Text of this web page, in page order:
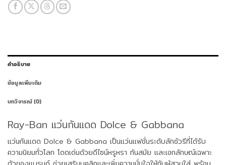
คำอธิบาย
ข้อมูลเพิ่มเติม
บทวิจารณ์ (0)
Ray-Ban แว่นกันแดด Dolce & Gabbana
แว่นกันแดด Dolce & Gabbana เป็นแว่นแฟชั่นระดับลักชัวรีที่ได้รับ
ความนิยมทั่วโลก โดดเด่นด้วยดีไซน์หรูหรา ทันสมัย และเอกลักษณ์เฉพาะ